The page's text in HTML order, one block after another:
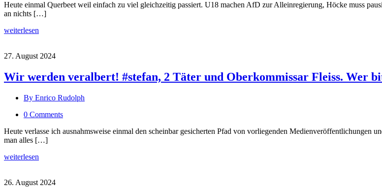
Heute einmal Querbeet weil einfach zu viel gleichzeitig passiert. U18 machen AfD zur Alleinregierung, Höcke muss
an nichts […]
weiterlesen
27. August 2024
Wir werden veralbert! #stefan, 2 Täter und Oberkommissar Fleiss. Wer
By Enrico Rudolph
0 Comments
Heute verlasse ich ausnahmsweise einmal den scheinbar gesicherten Pfad von vorliegenden Medienveröffentlichungen
man alles […]
weiterlesen
26. August 2024